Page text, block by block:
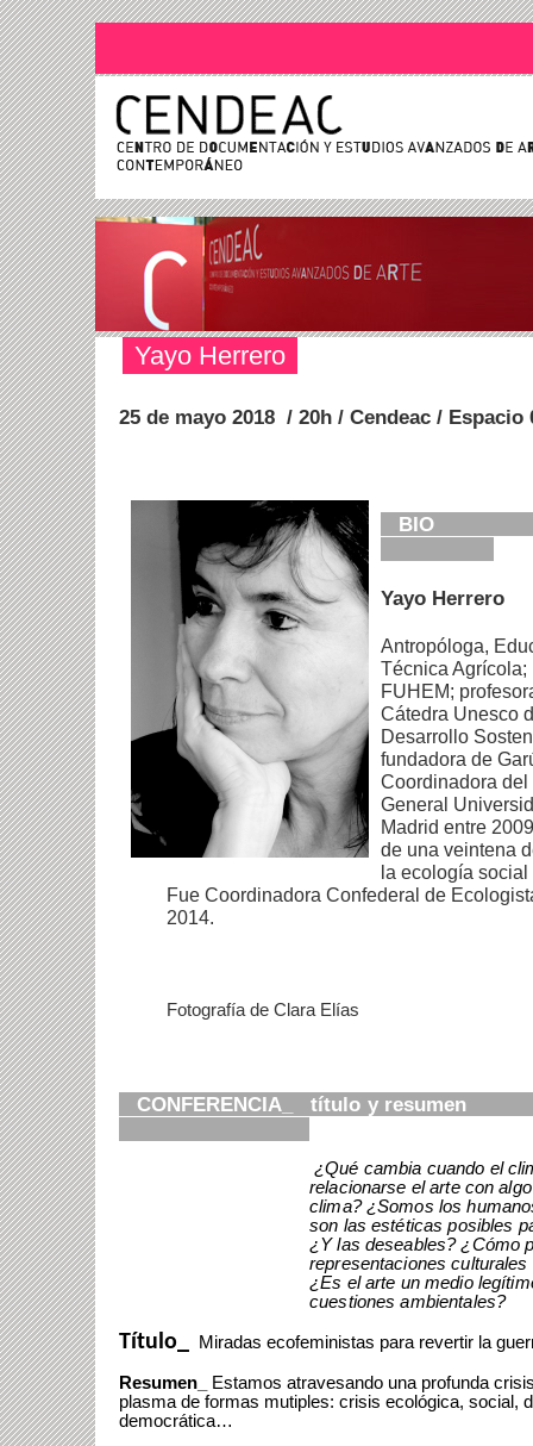
Yayo Herrero
25 de mayo 2018 / 20h / Cendeac / Espacio
Yayo Herrero
Antropóloga,
Técnica
FUHEM;
Cátedra Unesco
Desarrollo
fundadora de
Coordinadora
General
Madrid entre
de una veintena
la ecología
Fue Coordinadora Confederal de
2014.
Fotografía de Clara Elías
CONFERENCIA_
¿Qué cambia cuando el
relacionarse el arte con
clima? ¿Somos los
son las estéticas posibles
¿Y las deseables? ¿Cómo
representaciones
¿Es el arte un medio
cuestiones ambientales?
Título_ Miradas ecofeministas para revertir la
Resumen_
Estamos atravesando una profunda
plasma de formas mutiples: crisis ecológica, social,
democrática…